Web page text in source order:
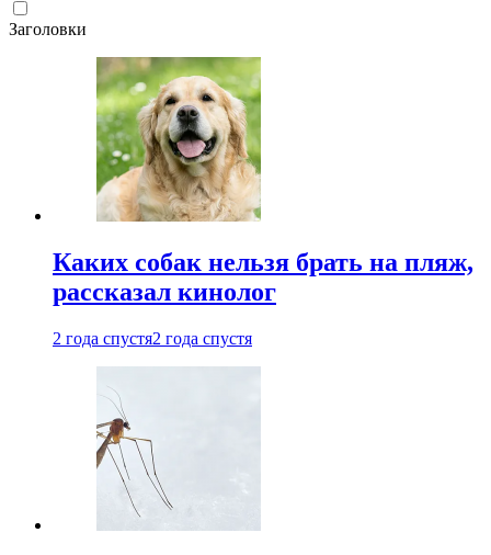
Заголовки
Каких собак нельзя брать на пляж,
рассказал кинолог
2 года спустя2 года спустя